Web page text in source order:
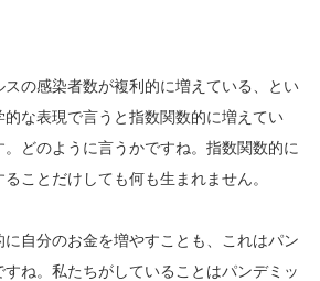
の感染者数が複利的に増えている、とい
的な表現で言うと指数関数的に増えてい
どのように言うかですね。指数関数的に
ことだけしても何も生まれません。
自分のお金を増やすことも、これはパン
ね。私たちがしていることはパンデミッ